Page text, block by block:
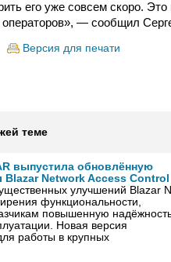
его уже совсем скоро.
операторов», — сообщил
Версия для печати
теме
выпустила обновлённую
Network Access Control
улучшений Blazar
функциональности,
повышенную
Новая версия
работы в крупных